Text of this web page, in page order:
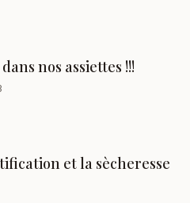
nos assiettes !!!
et la sècheresse